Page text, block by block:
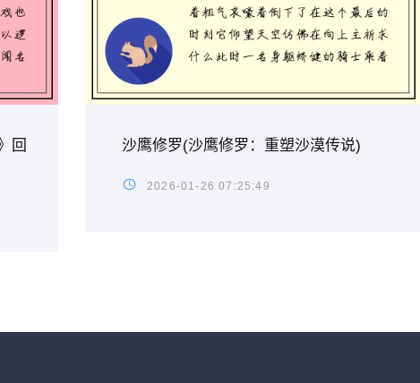
回
沙鹰修罗(沙鹰修罗：重塑沙漠传说)
2026-01-26 07:25:49